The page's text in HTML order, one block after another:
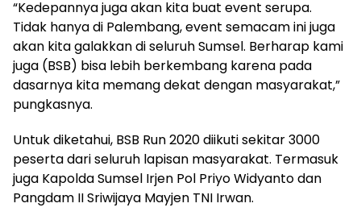
“Kedepannya juga akan kita buat event serupa.
Tidak hanya di Palembang, event semacam ini juga
akan kita galakkan di seluruh Sumsel. Berharap kami
juga (BSB) bisa lebih berkembang karena pada
dasarnya kita memang dekat dengan masyarakat,”
pungkasnya.
Untuk diketahui, BSB Run 2020 diikuti sekitar 3000
peserta dari seluruh lapisan masyarakat. Termasuk
juga Kapolda Sumsel Irjen Pol Priyo Widyanto dan
Pangdam II Sriwijaya Mayjen TNI Irwan.